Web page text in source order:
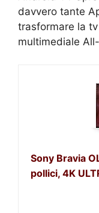
davvero tante
trasformare la
multimediale
Sony Bravia
pollici, 4K